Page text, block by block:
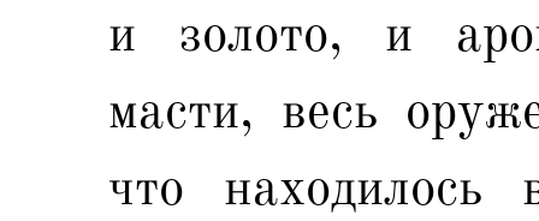
и золото, и
масти, весь
что находилось